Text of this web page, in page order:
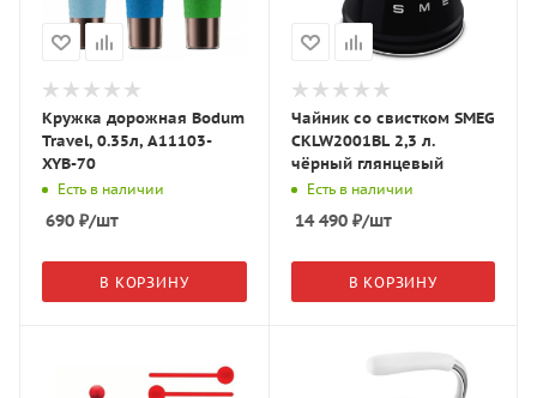
Кружка дорожная Bodum
Travel, 0.35л, A11103-
XYB-70
Есть в наличии
690 ₽/шт
В КОРЗИНУ
Чайник со свистком SMEG
CKLW2001BL 2,3 л.
чёрный глянцевый
Есть в наличии
14 490₽/шт
В КОРЗИНУ